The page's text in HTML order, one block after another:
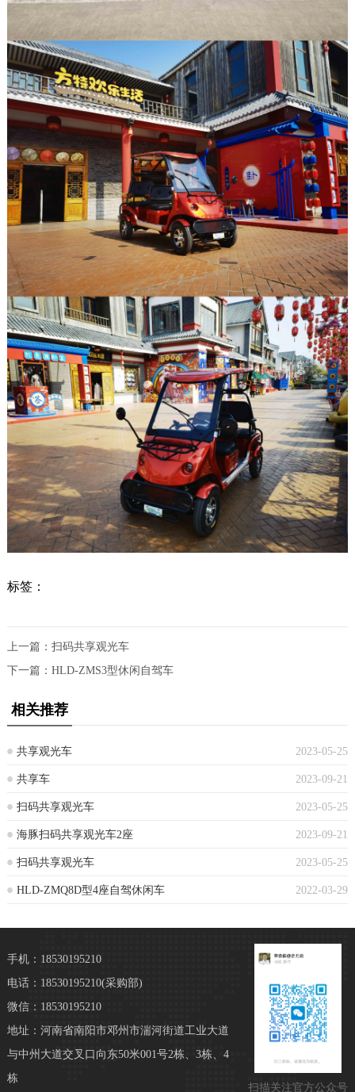
标签：
上一篇： 扫码共享观光车
下一篇： HLD-ZMS3型休闲自驾车
相关推荐
2023-05-25
共享观光车
2023-09-21
共享车
2023-05-25
扫码共享观光车
2023-09-21
海豚扫码共享观光车2座
2023-05-25
扫码共享观光车
2022-03-29
HLD-ZMQ8D型4座自驾休闲车
扫描关注官方公众号
手机：18530195210
电话：18530195210(采购部)
微信：18530195210
地址：河南省南阳市邓州市湍河街道工业大道
与中州大道交叉口向东50米001号2栋、3栋、4
栋